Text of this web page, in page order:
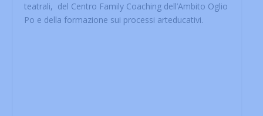
teatrali, del Centro Family Coaching dell’Ambito Oglio
Po e della formazione sui processi arteducativi.